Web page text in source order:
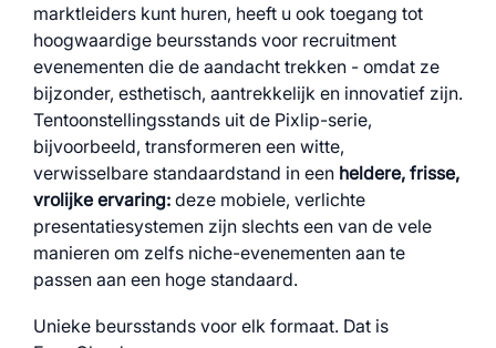
marktleiders kunt huren, heeft u ook toegang tot
hoogwaardige beursstands voor recruitment
evenementen die de aandacht trekken - omdat ze
bijzonder, esthetisch, aantrekkelijk en innovatief zijn.
Tentoonstellingsstands uit de Pixlip-serie,
bijvoorbeeld, transformeren een witte,
verwisselbare standaardstand in een heldere, frisse,
vrolijke ervaring: deze mobiele, verlichte
presentatiesystemen zijn slechts een van de vele
manieren om zelfs niche-evenementen aan te
passen aan een hoge standaard.
Unieke beursstands voor elk formaat. Dat is